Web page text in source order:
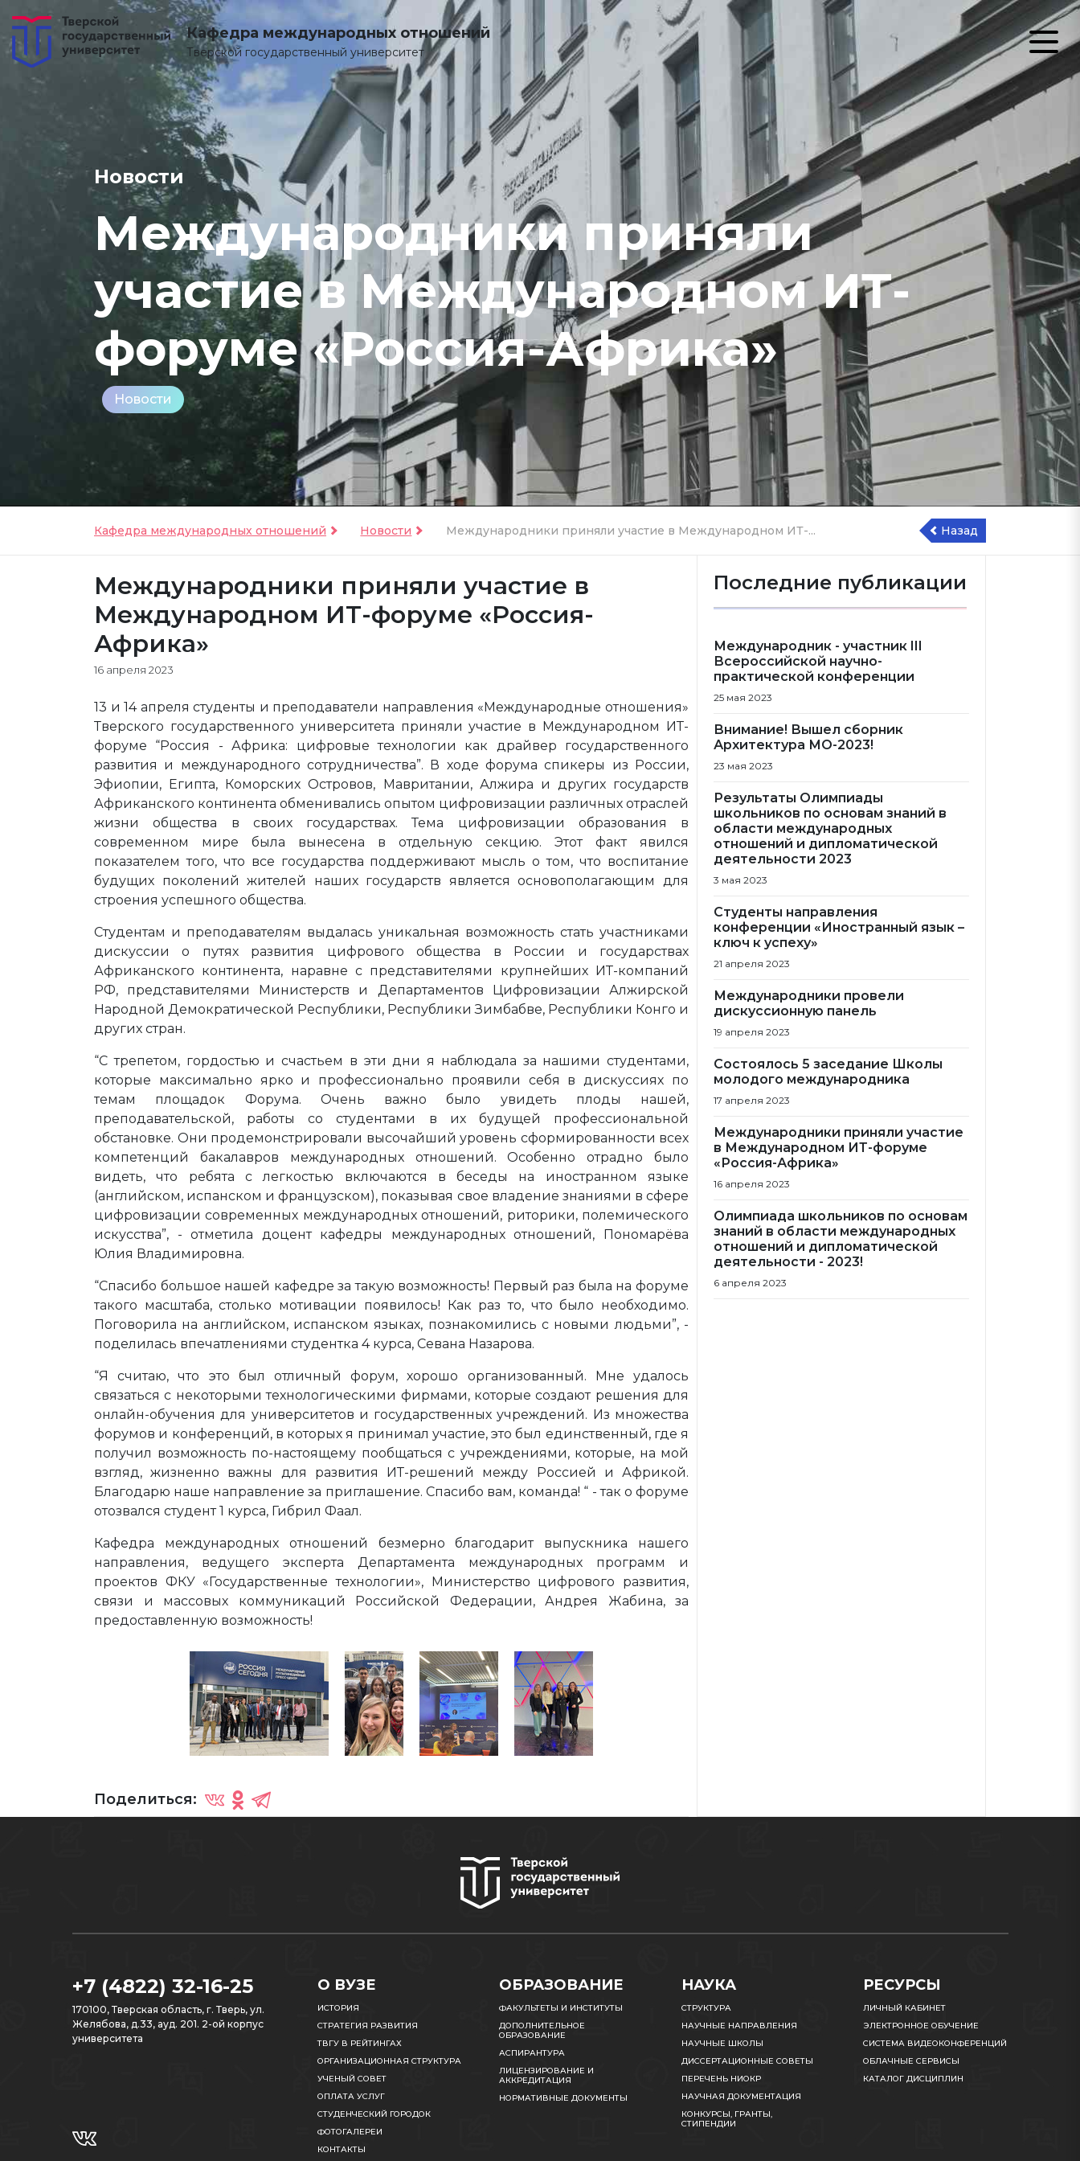
Кафедра международных отношений
Тверской государственный университет
Новости
Международники приняли
участие в Международном ИТ-
форуме «Россия-Африка»
Новости
Кафедра международных отношений Новости Международники приняли участие в Международном ИТ-... Назад
Международники приняли участие в
Международном ИТ-форуме «Россия-
Африка»
16 апреля 2023
13 и 14 апреля студенты и преподаватели направления «Международные отношения»
Тверского государственного университета приняли участие в Международном ИТ-
форуме “Россия - Африка: цифровые технологии как драйвер государственного
развития и международного сотрудничества”. В ходе форума спикеры из России,
Эфиопии, Египта, Коморских Островов, Мавритании, Алжира и других государств
Африканского континента обменивались опытом цифровизации различных отраслей
жизни общества в своих государствах. Тема цифровизации образования в
современном мире была вынесена в отдельную секцию. Этот факт явился
показателем того, что все государства поддерживают мысль о том, что воспитание
будущих поколений жителей наших государств является основополагающим для
строения успешного общества.
Студентам и преподавателям выдалась уникальная возможность стать участниками
дискуссии о путях развития цифрового общества в России и государствах
Африканского континента, наравне с представителями крупнейших ИТ-компаний
РФ, представителями Министерств и Департаментов Цифровизации Алжирской
Народной Демократической Республики, Республики Зимбабве, Республики Конго и
других стран.
“С трепетом, гордостью и счастьем в эти дни я наблюдала за нашими студентами,
которые максимально ярко и профессионально проявили себя в дискуссиях по
темам площадок Форума. Очень важно было увидеть плоды нашей,
преподавательской, работы со студентами в их будущей профессиональной
обстановке. Они продемонстрировали высочайший уровень сформированности всех
компетенций бакалавров международных отношений. Особенно отрадно было
видеть, что ребята с легкостью включаются в беседы на иностранном языке
(английском, испанском и французском), показывая свое владение знаниями в сфере
цифровизации современных международных отношений, риторики, полемического
искусства”, - отметила доцент кафедры международных отношений, Пономарёва
Юлия Владимировна.
“Спасибо большое нашей кафедре за такую возможность! Первый раз была на форуме
такого масштаба, столько мотивации появилось! Как раз то, что было необходимо.
Поговорила на английском, испанском языках, познакомились с новыми людьми”, -
поделилась впечатлениями студентка 4 курса, Севана Назарова.
“Я считаю, что это был отличный форум, хорошо организованный. Мне удалось
связаться с некоторыми технологическими фирмами, которые создают решения для
онлайн-обучения для университетов и государственных учреждений. Из множества
форумов и конференций, в которых я принимал участие, это был единственный, где я
получил возможность по-настоящему пообщаться с учреждениями, которые, на мой
взгляд, жизненно важны для развития ИТ-решений между Россией и Африкой.
Благодарю наше направление за приглашение. Спасибо вам, команда! “ - так о форуме
отозвался студент 1 курса, Гибрил Фаал.
Кафедра международных отношений безмерно благодарит выпускника нашего
направления, ведущего эксперта Департамента международных программ и
проектов ФКУ «Государственные технологии», Министерство цифрового развития,
связи и массовых коммуникаций Российской Федерации, Андрея Жабина, за
предоставленную возможность!
Поделиться:
Последние публикации
Международник - участник III
Всероссийской научно-
практической конференции
25 мая 2023
Внимание! Вышел сборник
Архитектура МО-2023!
23 мая 2023
Результаты Олимпиады
школьников по основам знаний в
области международных
отношений и дипломатической
деятельности 2023
3 мая 2023
Студенты направления
конференции «Иностранный язык –
ключ к успеху»
21 апреля 2023
Международники провели
дискуссионную панель
19 апреля 2023
Состоялось 5 заседание Школы
молодого международника
17 апреля 2023
Международники приняли участие
в Международном ИТ-форуме
«Россия-Африка»
16 апреля 2023
Олимпиада школьников по основам
знаний в области международных
отношений и дипломатической
деятельности - 2023!
6 апреля 2023
+7 (4822) 32-16-25
170100, Тверская область, г. Тверь, ул.
Желябова, д.33, ауд. 201. 2-ой корпус
университета
О ВУЗЕ
ИСТОРИЯ
СТРАТЕГИЯ РАЗВИТИЯ
ТВГУ В РЕЙТИНГАХ
ОРГАНИЗАЦИОННАЯ СТРУКТУРА
УЧЕНЫЙ СОВЕТ
ОПЛАТА УСЛУГ
СТУДЕНЧЕСКИЙ ГОРОДОК
ФОТОГАЛЕРЕИ
КОНТАКТЫ
ОБРАЗОВАНИЕ
ФАКУЛЬТЕТЫ И ИНСТИТУТЫ
ДОПОЛНИТЕЛЬНОЕ
ОБРАЗОВАНИЕ
АСПИРАНТУРА
ЛИЦЕНЗИРОВАНИЕ И
АККРЕДИТАЦИЯ
НОРМАТИВНЫЕ ДОКУМЕНТЫ
НАУКА
СТРУКТУРА
НАУЧНЫЕ НАПРАВЛЕНИЯ
НАУЧНЫЕ ШКОЛЫ
ДИССЕРТАЦИОННЫЕ СОВЕТЫ
ПЕРЕЧЕНЬ НИОКР
НАУЧНАЯ ДОКУМЕНТАЦИЯ
КОНКУРСЫ, ГРАНТЫ,
СТИПЕНДИИ
РЕСУРСЫ
ЛИЧНЫЙ КАБИНЕТ
ЭЛЕКТРОННОЕ ОБУЧЕНИЕ
СИСТЕМА ВИДЕОКОНФЕРЕНЦИЙ
ОБЛАЧНЫЕ СЕРВИСЫ
КАТАЛОГ ДИСЦИПЛИН